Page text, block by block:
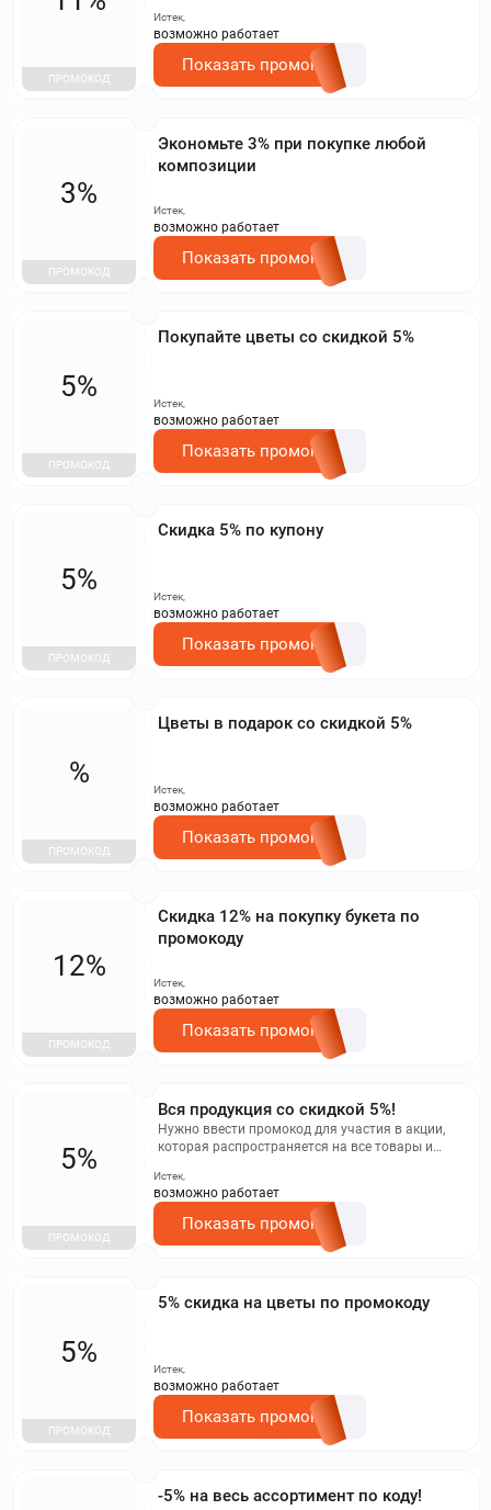
ПРОМОКОД
Истек,
возможно работает
Показать промокод
Экономьте 3% при покупке любой
композиции
3%
ПРОМОКОД
Истек,
возможно работает
Показать промокод
Покупайте цветы со скидкой 5%
5%
ПРОМОКОД
Истек,
возможно работает
Показать промокод
Скидка 5% по купону
5%
ПРОМОКОД
Истек,
возможно работает
Показать промокод
Цветы в подарок со скидкой 5%
%
ПРОМОКОД
Истек,
возможно работает
Показать промокод
Скидка 12% на покупку букета по
промокоду
12%
ПРОМОКОД
Истек,
возможно работает
Показать промокод
Вся продукция со скидкой 5%!
Нужно ввести промокод для участия в акции,
которая распространяется на все товары и
ограничений по сумме заказа.
5%
ПРОМОКОД
Истек,
возможно работает
Показать промокод
5% скидка на цветы по промокоду
5%
ПРОМОКОД
Истек,
возможно работает
Показать промокод
-5% на весь ассортимент по коду!